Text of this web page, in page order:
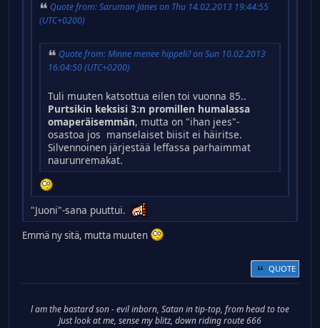
Quote from: Saruman Jänes on Thu 14.02.2013 19:44:55
(UTC+0200)
Quote from: Minne menee hippeli? on Sun 10.02.2013
16:04:50 (UTC+0200)
Tuli muuten katsottua eilen toi vuonna 85..
Purtsikin keksisi 3:n promillen humalassa
omaperäisemmän, mutta on "ihan jees"-
osastoa jos manselaiset biisit ei häiritse.
Silvennoinen järjestää leffassa parhaimmat
naurunremakat.
"Juoni"-sana puuttui.
Emmä ny sitä, mutta muuten
QUOTE
l am the bastard son - evil inborn, Satan in tip-top, from head to toe
Just look at me, sense my blitz, down riding route 666